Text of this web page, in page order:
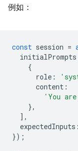
例如：
const session =
initialPrompts
{
role :
content :
'You
},
],
expectedInputs :
});